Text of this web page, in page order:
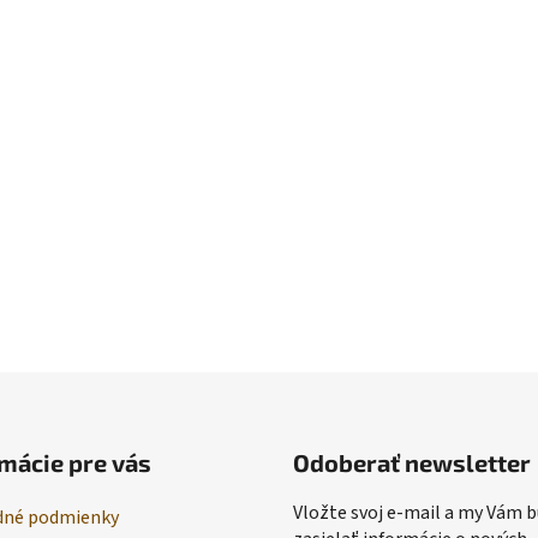
pre vás
podmienky
Odoberať newsletter
Vložte svoj e-mail a my Vám